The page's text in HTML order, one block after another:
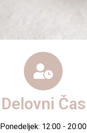
Delovni Čas
Ponedeljek: 12:00 - 20:00